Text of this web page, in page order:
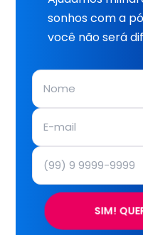
sonhos com a
você não será
SIM!